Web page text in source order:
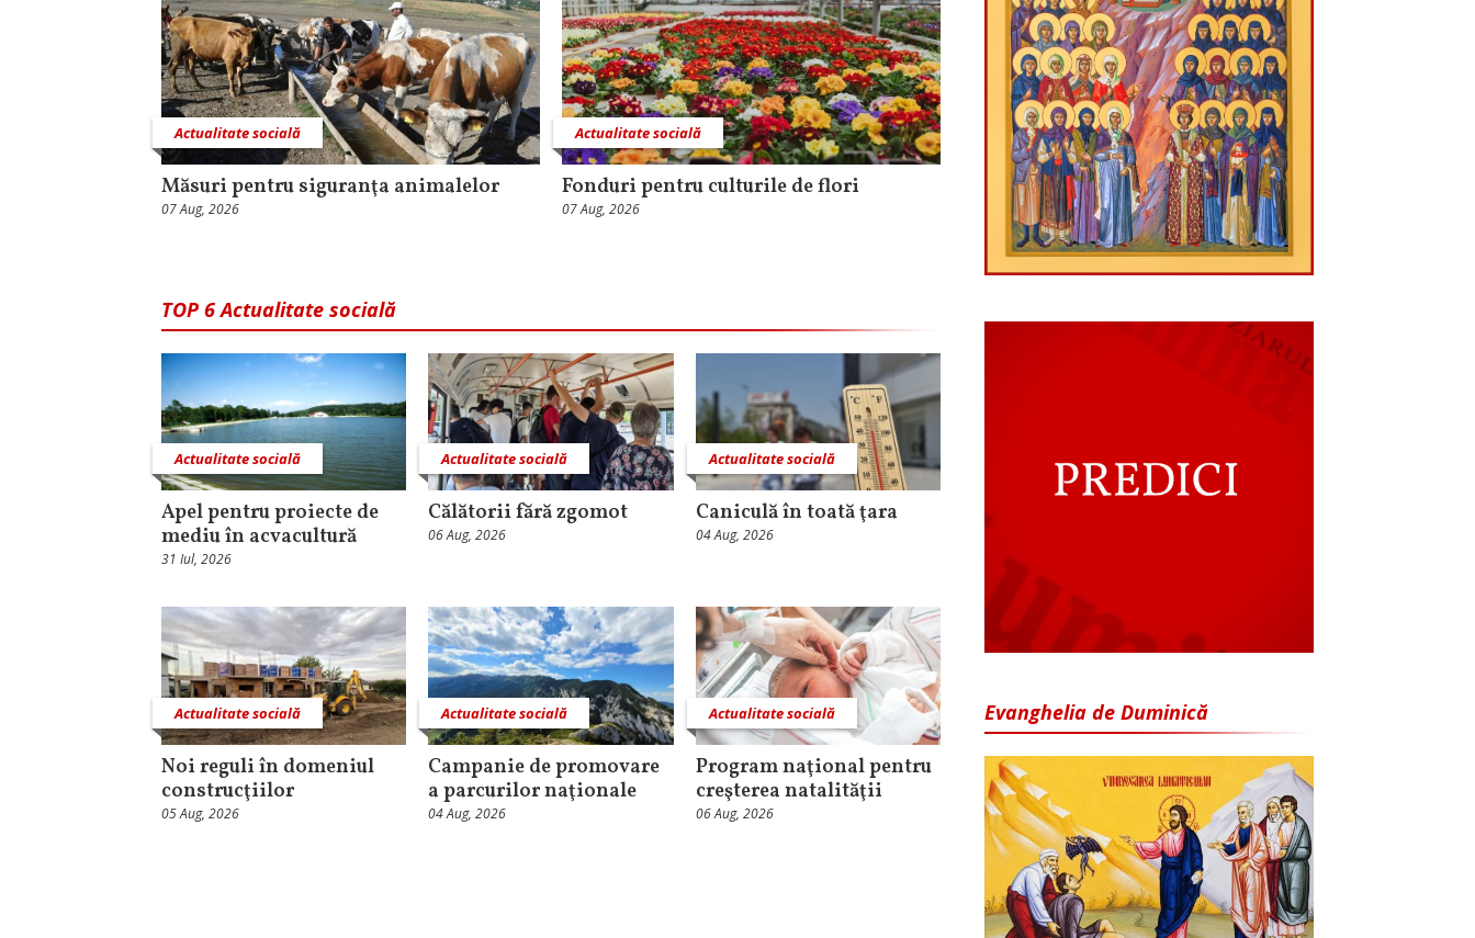
Actualitate socială
Măsuri pentru siguranţa animalelor
07 Aug, 2026
Actualitate socială
Fonduri pentru culturile de flori
07 Aug, 2026
TOP 6 Actualitate socială
Actualitate socială
Apel pentru proiecte de
mediu în acvacultură
31 Iul, 2026
Actualitate socială
Călătorii fără zgomot
06 Aug, 2026
Actualitate socială
Caniculă în toată ţara
04 Aug, 2026
Actualitate socială
Noi reguli în domeniul
construcţiilor
05 Aug, 2026
Actualitate socială
Campanie de promovare
a parcurilor naţionale
04 Aug, 2026
Actualitate socială
Program naţional pentru
creşterea natalităţii
06 Aug, 2026
Evanghelia de Duminică